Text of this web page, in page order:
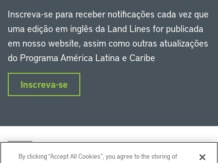
Inscreva-se para receber notificações cada vez que
uma edição em inglês da Land Lines for publicada
em nosso website, assim como outras atualizações
do Programa América Latina e Caribe
Inscreva-se
By clicking “Accept All Cookies”, you agree to the storing of